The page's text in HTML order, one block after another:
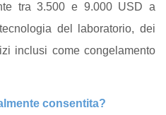
tra 3.500 e 9.000 USD a
del laboratorio, dei
inclusi come congelamento
consentita?